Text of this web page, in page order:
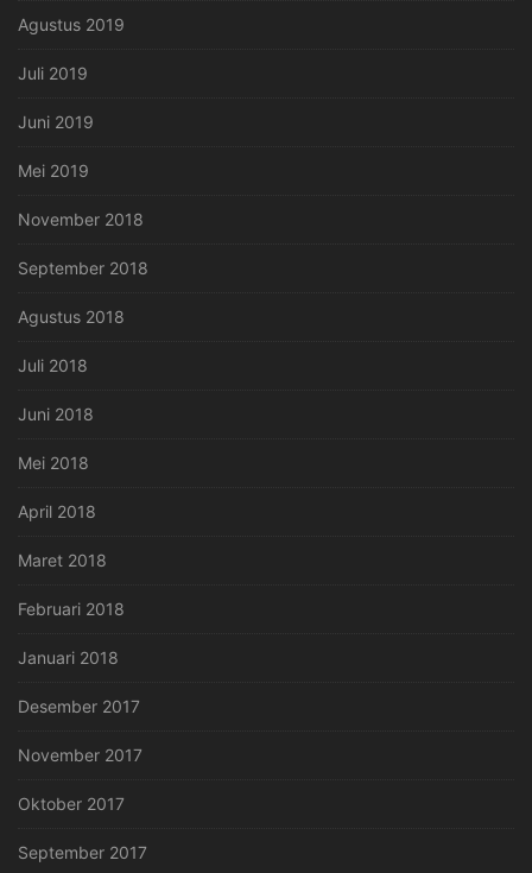
Agustus 2019
Juli 2019
Juni 2019
Mei 2019
November 2018
September 2018
Agustus 2018
Juli 2018
Juni 2018
Mei 2018
April 2018
Maret 2018
Februari 2018
Januari 2018
Desember 2017
November 2017
Oktober 2017
September 2017